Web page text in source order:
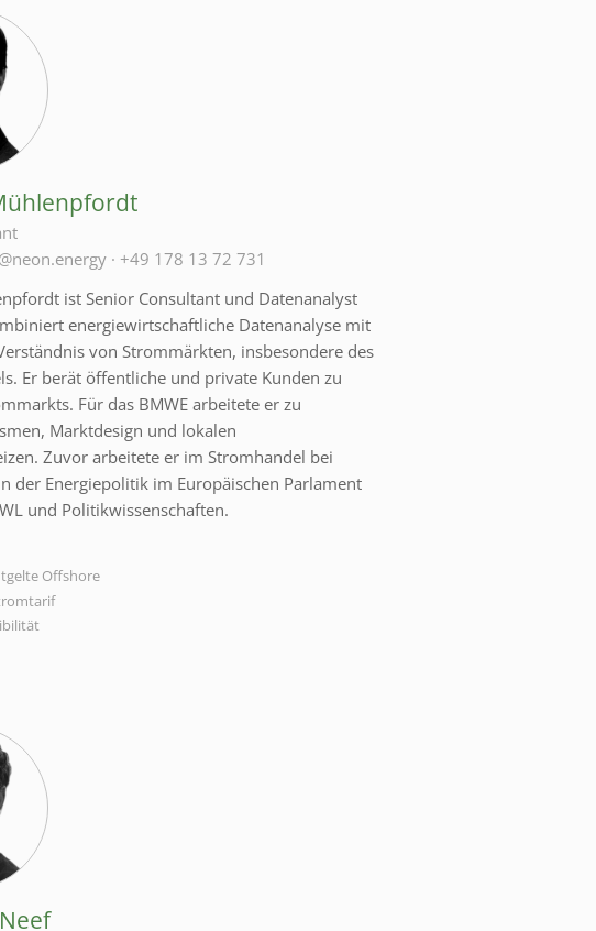
· +49 178 13 72 731
ist Senior Consultant und Datenanalyst
energiewirtschaftliche Datenanalyse mit
von Strommärkten, insbesondere des
Er berät öffentliche und private Kunden zu
Für das BMWE arbeitete er zu
Marktdesign und lokalen
Zuvor arbeitete er im Stromhandel bei
der Energiepolitik im Europäischen Parlament
und Politikwissenschaften.
Offshore